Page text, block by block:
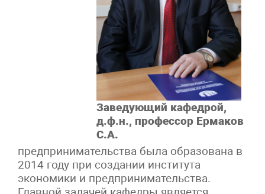
Заведующий кафедрой,
д.ф.н., профессор Ермаков
С.А.
предпринимательства была образована в
2014 году при создании института
экономики и предпринимательства.